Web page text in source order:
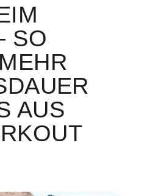
SO
AUS